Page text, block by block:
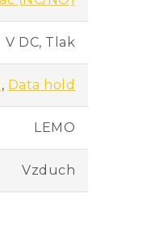
V DC, Tlak
, Data hold
LEMO
Vzduch